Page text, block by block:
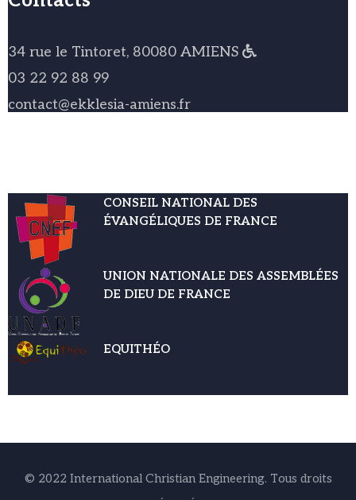
34 rue le Tintoret, 80080 AMIENS
03 22 92 88 99
contact@ekklesia-amiens.fr
CONSEIL NATIONAL DES
ÉVANGÉLIQUES DE FRANCE
UNION NATIONALE DES ASSEMBLÉES
DE DIEU DE FRANCE
EQUITHÉO
© 2022 International Christian Engineering. Tous droits